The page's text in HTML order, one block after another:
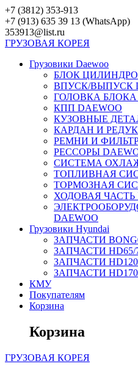
Перейти
к
контенту
+7 (3812) 353-913
+7 (913) 635 39 13 (WhatsApp)
353913@list.ru
ГРУЗОВАЯ КОРЕЯ
Грузовики Daewoo
БЛОК
ВПУСК/ВЫПУСК
ГОЛОВКА БЛОКА
КПП DAEWOO
КУЗОВНЫЕ
КАРДАН И
РЕМНИ И
РЕССОРЫ
СИСТЕМА
ТОПЛИВНАЯ
ТОРМОЗНАЯ
ХОДОВАЯ ЧАСТЬ
DAEWOO
Грузовики Hyundai
ЗАПЧАСТИ
ЗАПЧАСТИ HD65/
ЗАПЧАСТИ
ЗАПЧАСТИ HD170/
КМУ
Покупателям
Корзина
Корзина
ГРУЗОВАЯ КОРЕЯ